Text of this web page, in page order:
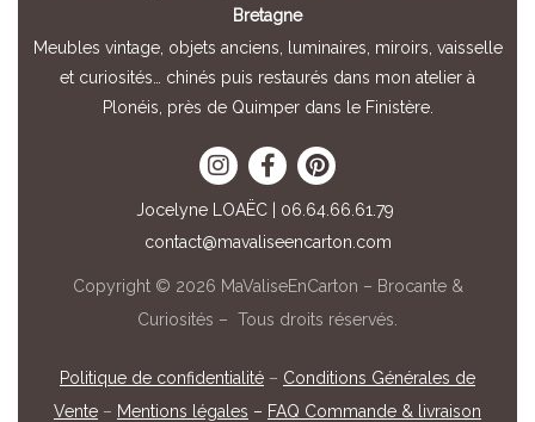
Bretagne
Meubles vintage, objets anciens, luminaires, miroirs, vaisselle
et curiosités… chinés puis restaurés dans mon atelier à
Plonéis, près de Quimper dans le Finistère.
Jocelyne LOAËC | 06.64.66.61.79
contact@mavaliseencarton.com
Copyright © 2026 MaValiseEnCarton – Brocante &
Curiosités – Tous droits réservés.
Politique de confidentialité – Conditions Générales de
Vente – Mentions légales – FAQ Commande & livraison